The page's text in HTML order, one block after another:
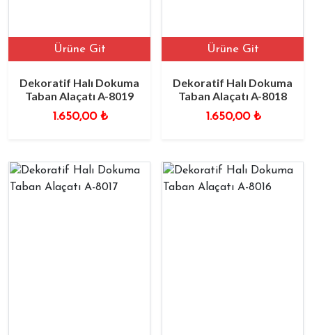
Ürüne Git
Dekoratif Halı Dokuma
Taban Alaçatı A-8019
1.650,00 ₺
Ürüne Git
Dekoratif Halı Dokuma
Taban Alaçatı A-8018
1.650,00 ₺